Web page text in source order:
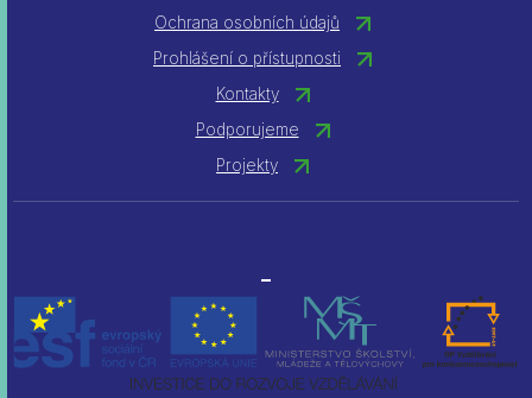
Ochrana osobních údajů
Prohlášení o přístupnosti
Kontakty
Podporujeme
Projekty